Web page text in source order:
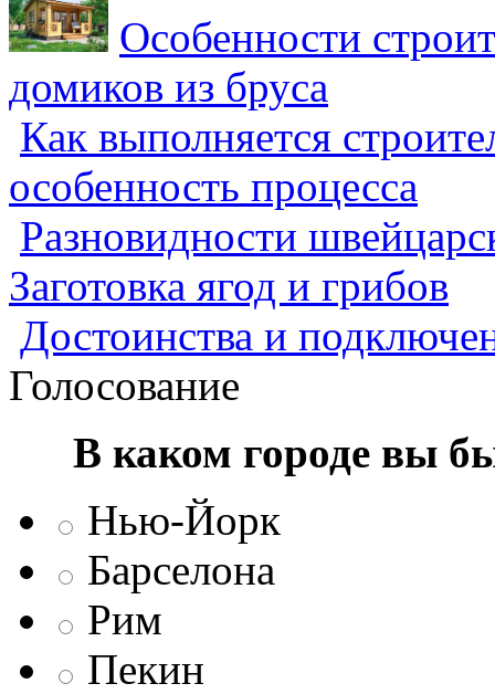
Особенности
домиков из бруса
Как выполняется
особенность процесса
Разновидности
Заготовка ягод и грибов
Достоинства и
Голосование
В каком городе вы
Нью-Йорк
Барселона
Рим
Пекин